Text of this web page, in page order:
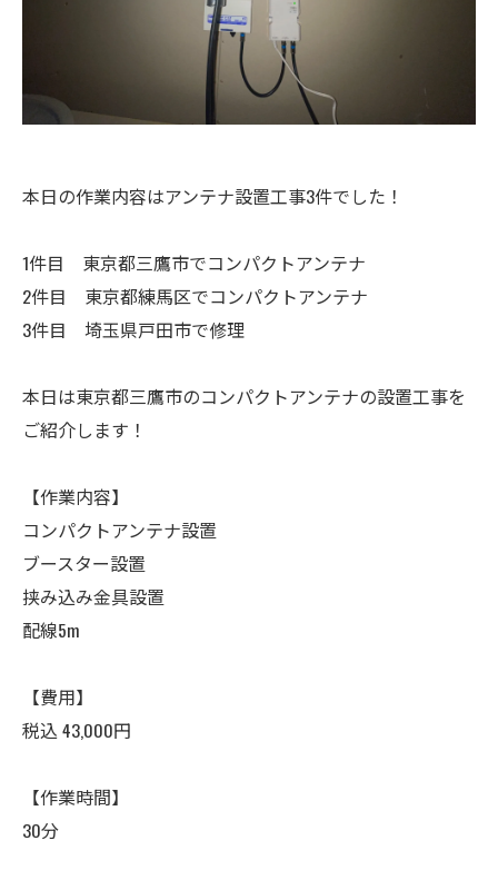
本日の作業内容はアンテナ設置工事3件でした！
1件目 東京都三鷹市でコンパクトアンテナ
2件目 東京都練馬区でコンパクトアンテナ
3件目 埼玉県戸田市で修理
本日は東京都三鷹市のコンパクトアンテナの設置工事を
ご紹介します！
【作業内容】
コンパクトアンテナ設置
ブースター設置
挟み込み金具設置
配線5m
【費用】
税込 43,000円
【作業時間】
30分